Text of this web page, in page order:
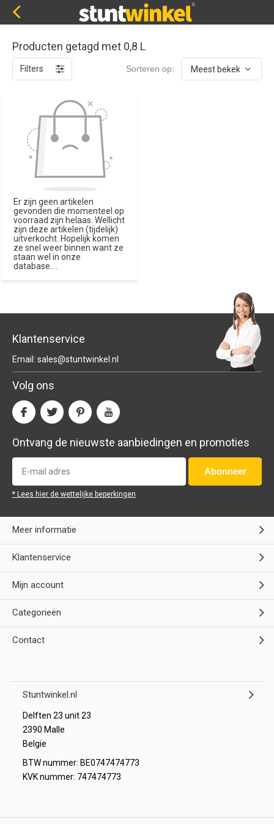
Producten getagd met 0,8 L
Filters Sorteren op:
Er zijn geen artikelen
gevonden die momenteel op
voorraad zijn helaas. Wellicht
zijn deze artikelen (tijdelijk)
uitverkocht. Hopelijk komen
ze snel weer binnen want ze
staan wel in onze
database....
Klantenservice
Email: sales@stuntwinkel.nl
Volg ons
Ontvang de nieuwste aanbiedingen en promoties
Abonneer
* Lees hier de wettelijke beperkingen
Meer informatie
Klantenservice
Mijn account
Categorieën
Contact
Stuntwinkel.nl
Delften 23 unit 23
2390 Malle
Belgie
BTW nummer: BE0747474773
KVK nummer: 747474773